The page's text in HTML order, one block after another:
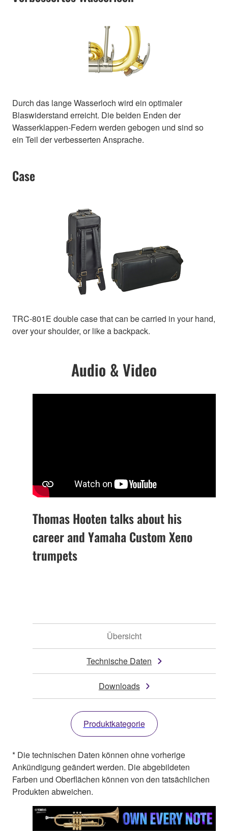
Durch das lange Wasserloch wird ein optimaler
Blaswiderstand erreicht. Die beiden Enden der
Wasserklappen-Federn werden gebogen und sind so
ein Teil der verbesserten Ansprache.
Case
TRC-801E double case that can be carried in your hand,
over your shoulder, or like a backpack.
Audio & Video
Thomas Hooten talks about his
career and Yamaha Custom Xeno
trumpets
Übersicht
Technische Daten
Downloads
Produktkategorie
* Die technischen Daten können ohne vorherige
Ankündigung geändert werden. Die abgebildeten
Farben und Oberflächen können von den tatsächlichen
Produkten abweichen.